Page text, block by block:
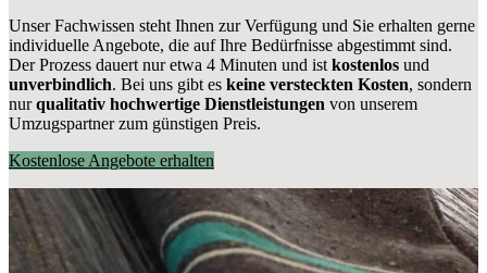
Unser Fachwissen steht Ihnen zur Verfügung und Sie erhalten gerne
individuelle Angebote, die auf Ihre Bedürfnisse abgestimmt sind.
Der Prozess dauert nur etwa 4 Minuten und ist kostenlos und
unverbindlich. Bei uns gibt es keine versteckten Kosten, sondern
nurqualitativ hochwertige Dienstleistungen von unserem
Umzugspartner zum günstigen Preis.
Kostenlose Angebote erhalten